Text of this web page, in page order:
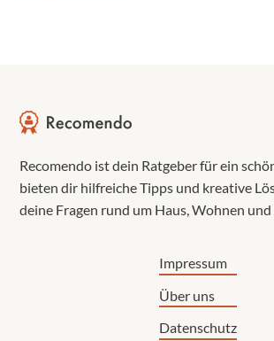
Recomendo ist dein Ratgeber für ein
bieten dir hilfreiche Tipps und kreative
deine Fragen rund um Haus, Wohnen
Impressum
Über uns
Datenschutz